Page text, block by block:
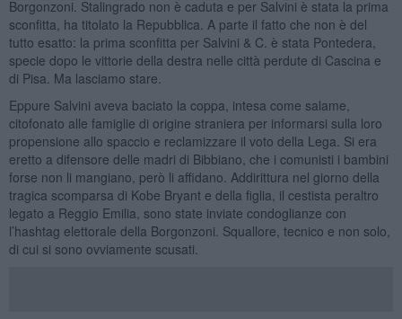
Borgonzoni. Stalingrado non è caduta e per Salvini è stata la prima
sconfitta, ha titolato la Repubblica. A parte il fatto che non è del
tutto esatto: la prima sconfitta per Salvini & C. è stata Pontedera,
specie dopo le vittorie della destra nelle città perdute di Cascina e
di Pisa. Ma lasciamo stare.
Eppure Salvini aveva baciato la coppa, intesa come salame,
citofonato alle famiglie di origine straniera per informarsi sulla loro
propensione allo spaccio e reclamizzare il voto della Lega. Si era
eretto a difensore delle madri di Bibbiano, che i comunisti i bambini
forse non li mangiano, però li affidano. Addirittura nel giorno della
tragica scomparsa di Kobe Bryant e della figlia, il cestista peraltro
legato a Reggio Emilia, sono state inviate condoglianze con
l’hashtag elettorale della Borgonzoni. Squallore, tecnico e non solo,
di cui si sono ovviamente scusati.